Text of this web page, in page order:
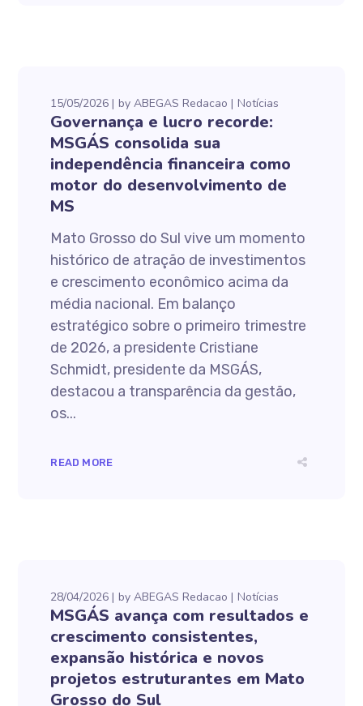
15/05/2026 byABEGAS Redacao Notícias
Governança e lucro recorde:
MSGÁS consolida sua
independência financeira como
motor do desenvolvimento de
MS
Mato Grosso do Sul vive um momento
histórico de atração de investimentos
e crescimento econômico acima da
média nacional. Em balanço
estratégico sobre o primeiro trimestre
de 2026, a presidente Cristiane
Schmidt, presidente da MSGÁS,
destacou a transparência da gestão,
os...
READ MORE
28/04/2026 byABEGAS Redacao Notícias
MSGÁS avança com resultados e
crescimento consistentes,
expansão histórica e novos
projetos estruturantes em Mato
Grosso do Sul